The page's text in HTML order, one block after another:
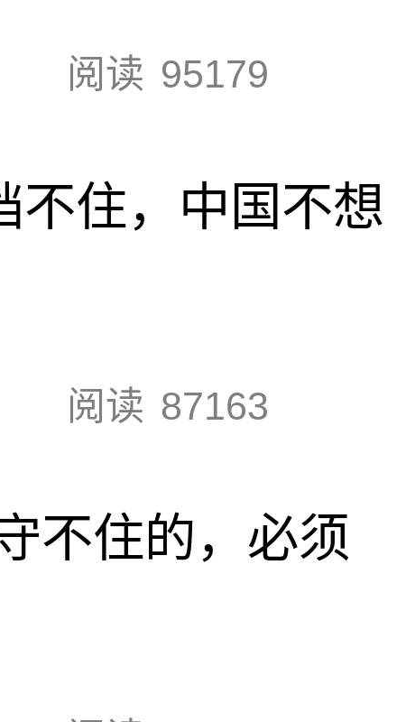
阅读 95179
不住，中国不想
阅读 87163
不住的，必须